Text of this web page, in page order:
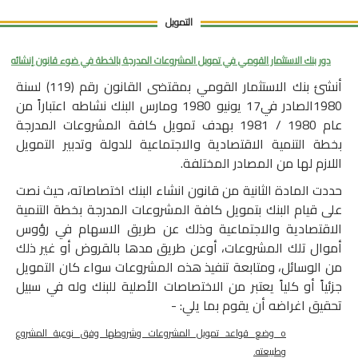
التمويل
دور بنك الاستثمار القومي في تمويل المشروعات المدرجة بالخطة في ضوء قانون إنشائه
أنشئ بنك الاستثمار القومي بمقتضى القانون رقم (119) لسنة
1980الصادر في17 يونيو 1980 ومارس البنك نشاطه اعتباراً من
عام 1980 / 1981 بهدف تمويل كافة المشروعات المدرجة
بخطة التنمية الاقتصادية والاجتماعية للدولة وتدبير التمويل
اللازم لها من المصادر المختلفة.
حددت المادة الثانية من قانون انشاء البنك اختصاصاته، حيث نصت
على قيام البنك بتمويل كافة المشروعات المدرجة بخطة التنمية
الاقتصادية والاجتماعية وذلك عن طريق الاسهام في رؤوس
أموال تلك المشروعات، أوعن طريق مدها بالقروض أو غير ذلك
من الوسائل، ومتابعة تنفيذ هذه المشروعات سواء كان التمويل
جزئياً أو كلياً يعتبر من الاختصاصات الأصلية للبنك وله في سبيل
تحقيق اغراضه أن يقوم بما يلي: -
o وضع قواعد تمويل المشروعات وشروطها وفق نوعية المشروع
وطبيعته.